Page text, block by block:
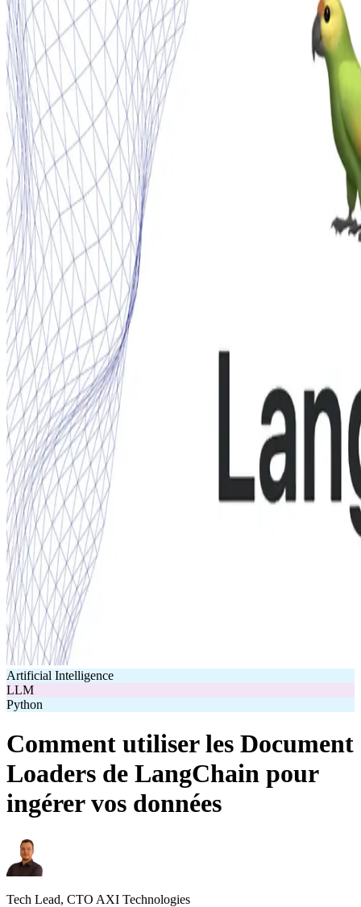
Artificial Intelligence
LLM
Python
Comment utiliser les Document
Loaders de LangChain pour
ingérer vos données
Tech Lead, CTO AXI Technologies